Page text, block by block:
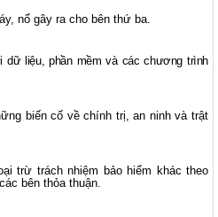
nổ gây ra cho bên thứ ba.
dữ liệu, phần mềm và các chương trình
biến cố về chính trị, an ninh và trật
trừ trách nhiệm bảo hiểm khác theo
bên thỏa thuận.